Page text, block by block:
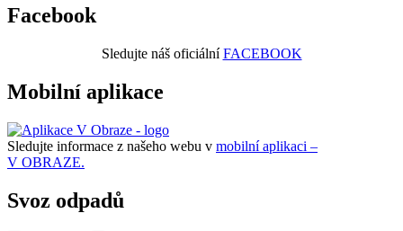
Facebook
Sledujte náš oficiálníFACEBOOK
Mobilní aplikace
Sledujte informace z našeho webu v mobilní aplikaci –
V OBRAZE.
Svoz odpadů